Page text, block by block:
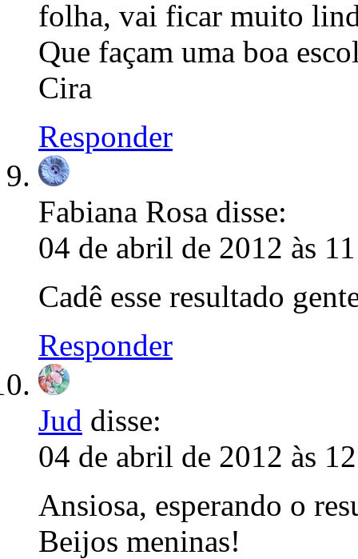
folha, vai ficar muito
Que façam uma boa
Cira
Responder
Fabiana Rosa disse:
04 de abril de 2012 às
Cadê esse resultado
Responder
Jud disse:
04 de abril de 2012 às
Ansiosa, esperando o
Beijos meninas!